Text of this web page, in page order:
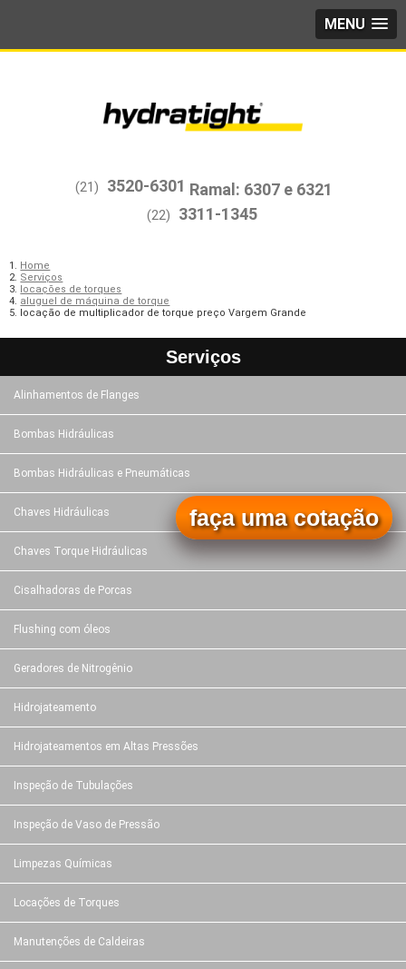
MENU
(21) 3520-6301
(22) 3311-1345
Home
Serviços
locações de torques
aluguel de máquina de torque
locação de multiplicador de torque preço Vargem Grande
Serviços
Alinhamentos de Flanges
Bombas Hidráulicas
Bombas Hidráulicas e Pneumáticas
Chaves Hidráulicas
Chaves Torque Hidráulicas
Cisalhadoras de Porcas
Flushing com óleos
Geradores de Nitrogênio
Hidrojateamento
Hidrojateamentos em Altas Pressões
Inspeção de Tubulações
Inspeção de Vaso de Pressão
Limpezas Químicas
Locações de Torques
Manutenções de Caldeiras
faça uma cotação